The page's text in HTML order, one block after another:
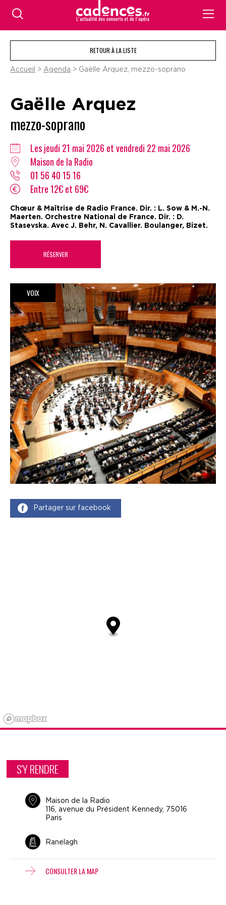
RETOUR À LA LISTE
Accueil > Agenda > Gaëlle Arquez, mezzo-soprano
Gaëlle Arquez
mezzo-soprano
Les jeudi 21 mai 2026 et vendredi 22 mai 2026
Maison de la Radio
01 56 40 15 16
Entre 12€ et 69€
Chœur & Maîtrise de Radio France. Dir. : L. Sow & M.-N.
Maerten. Orchestre National de France. Dir. : D.
Stasevska. Avec J. Behr, N. Cavallier. Boulanger, Bizet.
RÉSERVER
VOIX
Partager sur facebook
S'Y RENDRE
Maison de la Radio
116, avenue du Président Kennedy, 75016
Paris
Ranelagh
CONSULTER LA MAP